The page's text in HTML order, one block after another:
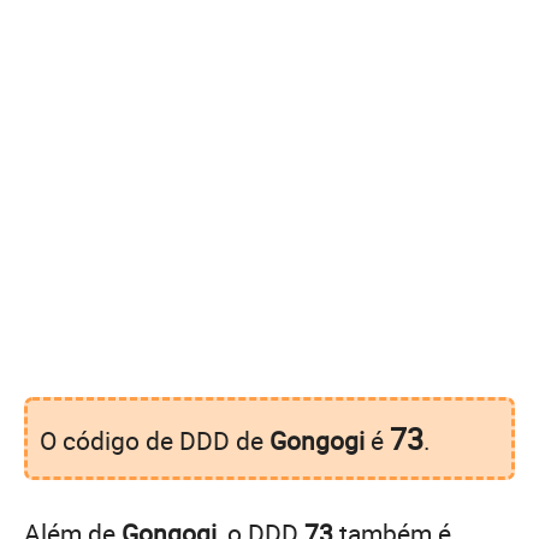
O código de DDD de Gongogi é 73.